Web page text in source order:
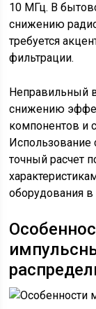
10 МГц. В
снижению
требуется
фильтрации.
Неправильный
снижению
компонентов и
Использование
точный расчет
оборудования в